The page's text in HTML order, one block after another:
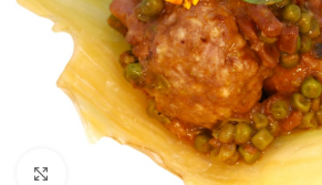
Haga clic para ampliar